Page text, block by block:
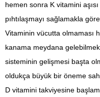
hemen sonra K vitamini
pıhtılaşmayı sağlamakla
Vitaminin vücutta olmaması
kanama meydana
sisteminin gelişmesi başta
oldukça büyük bir öneme
D vitamini takviyesine